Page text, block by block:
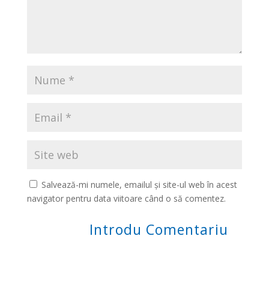
Salvează-mi numele, emailul și site-ul web în acest
navigator pentru data viitoare când o să comentez.